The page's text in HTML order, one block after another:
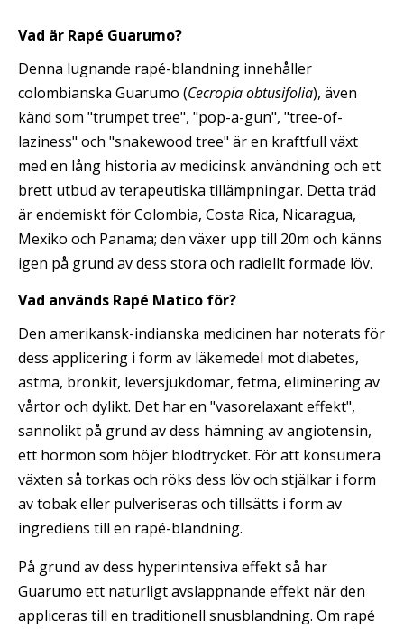
Vad är Rapé Guarumo?
Denna lugnande rapé-blandning innehåller
colombianska Guarumo (Cecropia obtusifolia), även
känd som "trumpet tree", "pop-a-gun", "tree-of-
laziness" och "snakewood tree" är en kraftfull växt
med en lång historia av medicinsk användning och ett
brett utbud av terapeutiska tillämpningar. Detta träd
är endemiskt för Colombia, Costa Rica, Nicaragua,
Mexiko och Panama; den växer upp till 20m och känns
igen på grund av dess stora och radiellt formade löv.
Vad används Rapé Matico för?
Den amerikansk-indianska medicinen har noterats för
dess applicering i form av läkemedel mot diabetes,
astma, bronkit, leversjukdomar, fetma, eliminering av
vårtor och dylikt. Det har en "vasorelaxant effekt",
sannolikt på grund av dess hämning av angiotensin,
ett hormon som höjer blodtrycket. För att konsumera
växten så torkas och röks dess löv och stjälkar i form
av tobak eller pulveriseras och tillsätts i form av
ingrediens till en rapé-blandning.
På grund av dess hyperintensiva effekt så har
Guarumo ett naturligt avslappnande effekt när den
appliceras till en traditionell snusblandning. Om rapé